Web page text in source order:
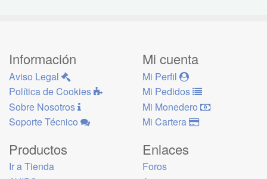
Información
Aviso Legal
Política de Cookies
Sobre Nosotros
Soporte Técnico
Mi cuenta
Mi Perfil
Mi Pedidos
Mi Monedero
Mi Cartera
Productos
Ir a Tienda
Enlaces
Foros